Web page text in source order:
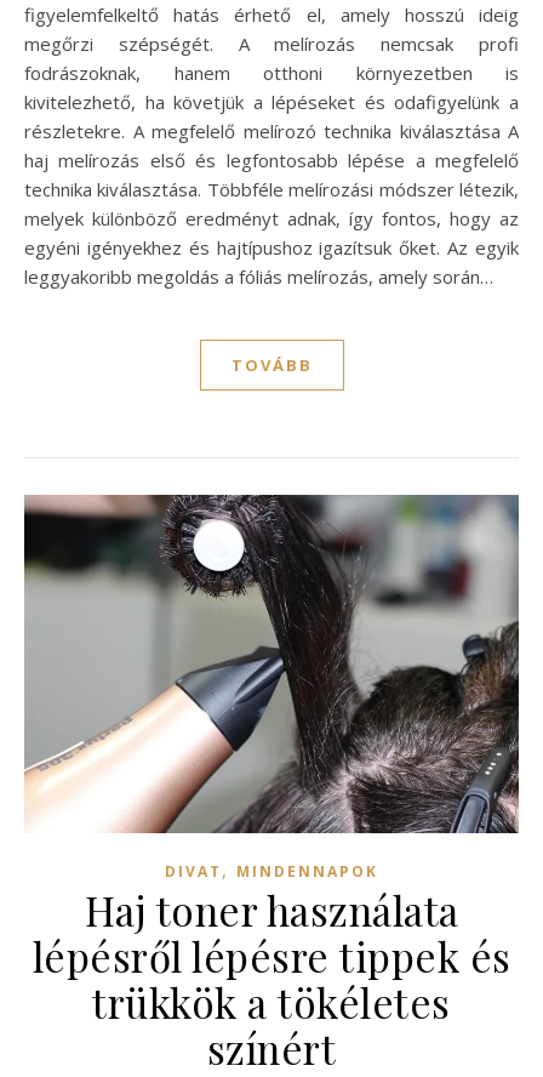
figyelemfelkeltő hatás érhető el, amely hosszú ideig
megőrzi szépségét. A melírozás nemcsak profi
fodrászoknak, hanem otthoni környezetben is
kivitelezhető, ha követjük a lépéseket és odafigyelünk a
részletekre. A megfelelő melírozó technika kiválasztása A
haj melírozás első és legfontosabb lépése a megfelelő
technika kiválasztása. Többféle melírozási módszer létezik,
melyek különböző eredményt adnak, így fontos, hogy az
egyéni igényekhez és hajtípushoz igazítsuk őket. Az egyik
leggyakoribb megoldás a fóliás melírozás, amely során…
TOVÁBB
DIVAT , MINDENNAPOK
Haj toner használata
lépésről lépésre tippek és
trükkök a tökéletes
színért